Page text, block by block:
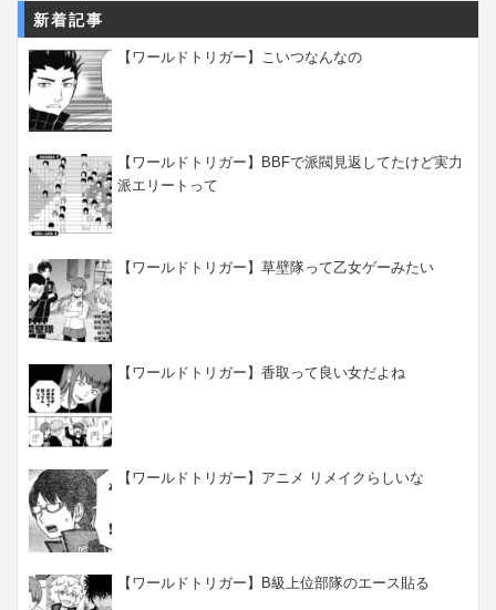
新着記事
【ワールドトリガー】こいつなんなの
【ワールドトリガー】BBFで派閥見返してたけど実力
派エリートって
【ワールドトリガー】草壁隊って乙女ゲーみたい
【ワールドトリガー】香取って良い女だよね
【ワールドトリガー】アニメ リメイクらしいな
【ワールドトリガー】B級上位部隊のエース貼る